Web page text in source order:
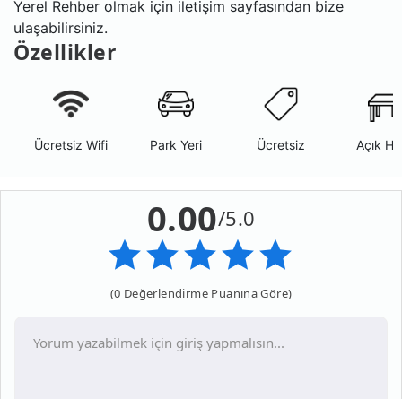
Yerel Rehber olmak için iletişim sayfasından bize
ulaşabilirsiniz.
Özellikler
Ücretsiz Wifi Park Yeri Ücretsiz Açık
0.00/5.0
(0 Değerlendirme Puanına Göre)